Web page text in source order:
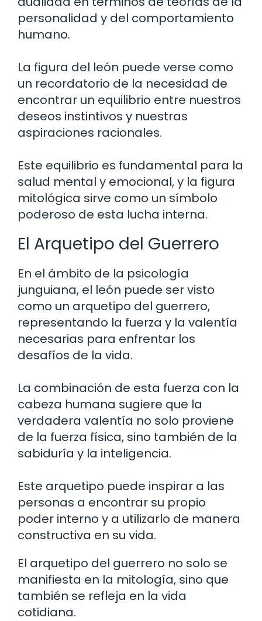
personalidad y del comportamiento
humano.
La figura del león puede verse como
un recordatorio de la necesidad de
encontrar un equilibrio entre nuestros
deseos instintivos y nuestras
aspiraciones racionales.
Este equilibrio es fundamental para la
salud mental y emocional, y la figura
mitológica sirve como un símbolo
poderoso de esta lucha interna.
El Arquetipo del Guerrero
En el ámbito de la psicología
junguiana, el león puede ser visto
como un arquetipo del guerrero,
representando la fuerza y la valentía
necesarias para enfrentar los
desafíos de la vida.
La combinación de esta fuerza con la
cabeza humana sugiere que la
verdadera valentía no solo proviene
de la fuerza física, sino también de la
sabiduría y la inteligencia.
Este arquetipo puede inspirar a las
personas a encontrar su propio
poder interno y a utilizarlo de manera
constructiva en su vida.
El arquetipo del guerrero no solo se
manifiesta en la mitología, sino que
también se refleja en la vida
cotidiana.